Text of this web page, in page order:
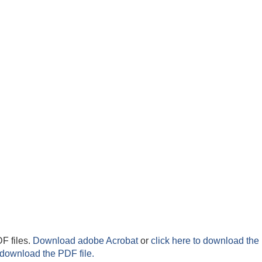
files. Download adobe Acrobator click here to download the
the PDF file.